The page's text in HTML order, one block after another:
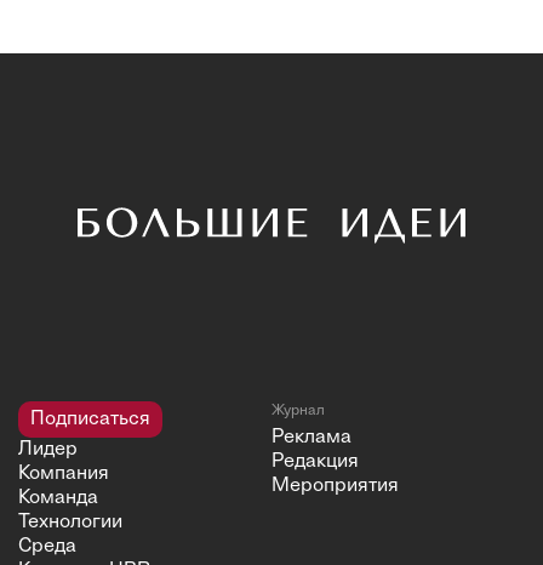
Подписаться
Лидер
Компания
Команда
Технологии
Среда
Журнал
Реклама
Редакция
Мероприятия